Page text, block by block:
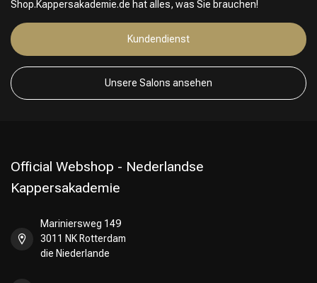
Shop.Kappersakademie.de hat alles, was Sie brauchen!
Kundendienst
Unsere Salons ansehen
Official Webshop - Nederlandse
Kappersakademie
Mariniersweg 149
3011 NK Rotterdam
die Niederlande